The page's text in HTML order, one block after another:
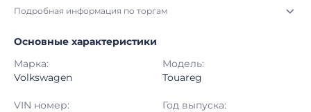
Подробная информация по торгам
Начало торгов: 03.08.2026, 10:18 МСК
Конец торгов: 10.08.2026, 10:18 МСК
Тип аукциона: Открытые торги
Основные характеристики
Марка:
Volkswagen
Модель:
Touareg
VIN номер:
Год выпуска: